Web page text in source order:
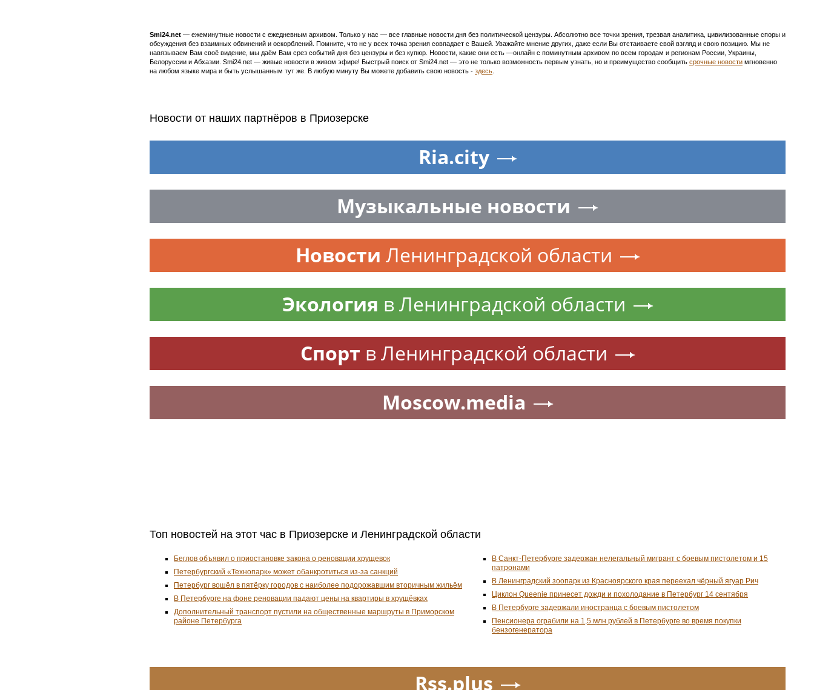
Smi24.net — ежеминутные новости с ежедневным архивом. Только у нас — все главные новости дня без политической цензуры. Абсолютно все точки зрения, трезвая аналитика, цивилизованные споры и
обсуждения без взаимных обвинений и оскорблений. Помните, что не у всех точка зрения совпадает с Вашей. Уважайте мнение других, даже если Вы отстаиваете свой взгляд и свою позицию. Мы не
навязываем Вам своё видение, мы даём Вам срез событий дня без цензуры и без купюр. Новости, какие они есть —онлайн с поминутным архивом по всем городам и регионам России, Украины,
Белоруссии и Абхазии. Smi24.net — живые новости в живом эфире! Быстрый поиск от Smi24.net — это не только возможность первым узнать, но и преимущество сообщить срочные новости мгновенно
на любом языке мира и быть услышанным тут же. В любую минуту Вы можете добавить свою новость - здесь
Новости от наших партнёров в Приозерске
Ria.city
Музыкальные новости
Новости Ленинградской области
Экология в Ленинградской области
Спорт в Ленинградской области
Moscow.media
Топ новостей на этот час в Приозерске и Ленинградской области
Беглов объявил о приостановке закона о реновации хрущевок
Петербургский «Технопарк» может обанкротиться из-за санкций
Петербург вошёл в пятёрку городов с наиболее подорожавшим вторичным жильём
В Петербурге на фоне реновации падают цены на квартиры в хрущёвках
Дополнительный транспорт пустили на общественные маршруты в Приморском
районе Петербурга
В Санкт-Петербурге задержан нелегальный мигрант с боевым пистолетом и 15
патронами
В Ленинградский зоопарк из Красноярского края переехал чёрный ягуар Рич
Циклон Queenie принесет дожди и похолодание в Петербург 14 сентября
В Петербурге задержали иностранца с боевым пистолетом
Пенсионера ограбили на 1,5 млн рублей в Петербурге во время покупки
бензогенератора
Rss.plus